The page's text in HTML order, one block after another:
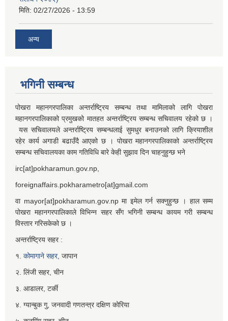
मिति: 02/27/2026 - 13:59
अन्य
भगिनी सम्बन्ध
पोखरा महानगरपालिका अन्तर्राष्ट्रिय सम्बन्ध तथा मामिलाको लागि पोखरा
महानगरपालिकाको प्रमुखको मातहत अन्तर्राष्ट्रिय सम्बन्ध सचिवालय रहेको छ ।
यस सचिवालयले अन्तर्राष्ट्रिय सम्बन्धलाई सुमधुर बनाउनको लागि क्रियाशील
रहेर कार्य अगाडी बढाउँदै आएको छ । पोखरा महानगरपालिकाको अन्तर्राष्ट्रिय
सम्बन्ध सचिवालयका काम गतिविधि बारे केही सुझाव दिन चाहनुहुन्छ भने
irc[at]pokharamun.gov.np,
foreignaffairs.pokharametro[at]gmail.com
वा mayor[at]pokharamun.gov.np मा इमेल गर्न सक्नुहुन्छ । हाल सम्म
पोखरा महानगरपालिकाले विभिन्न सहर सँग भगिनी सम्बन्ध कायम गरी सम्बन्ध
विस्तार गरिसकेको छ ।
अन्तर्राष्ट्रिय सहर :
१. कोमागाने सहर, जापान
२. लिंजी सहर, चीन
३. आडालर, टर्की
४. ग्यान्बुक गु, जनवादी गणतन्त्र दक्षिण कोरिया